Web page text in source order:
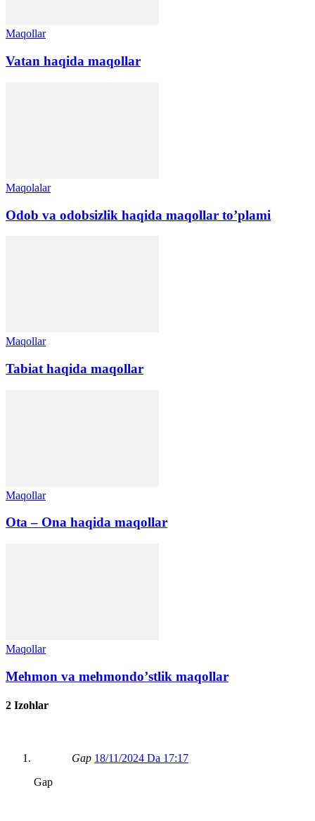
Maqollar
Vatan haqida maqollar
Maqolalar
Odob va odobsizlik haqida maqollar to’plami
Maqollar
Tabiat haqida maqollar
Maqollar
Ota – Ona haqida maqollar
Maqollar
Mehmon va mehmondoʼstlik maqollar
2 Izohlar
Gap 18/11/2024 Da 17:17
Gap